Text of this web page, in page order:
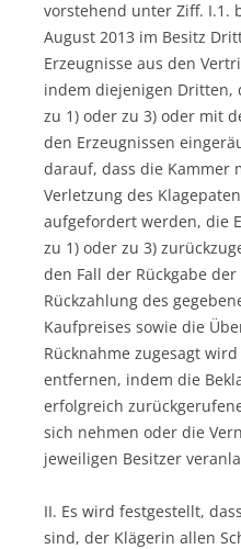
vorstehend unter Ziff. I.1.
August 2013 im Besitz
Erzeugnisse aus den
indem diejenigen Dritten,
zu 1) oder zu 3) oder mit
den Erzeugnissen
darauf, dass die Kammer
Verletzung des
aufgefordert werden, die
zu 1) oder zu 3)
den Fall der Rückgabe
Rückzahlung des
Kaufpreises sowie die
Rücknahme zugesagt
entfernen, indem die
erfolgreich
sich nehmen oder die
jeweiligen Besitzer
II. Es wird festgestellt,
sind, der Klägerin allen